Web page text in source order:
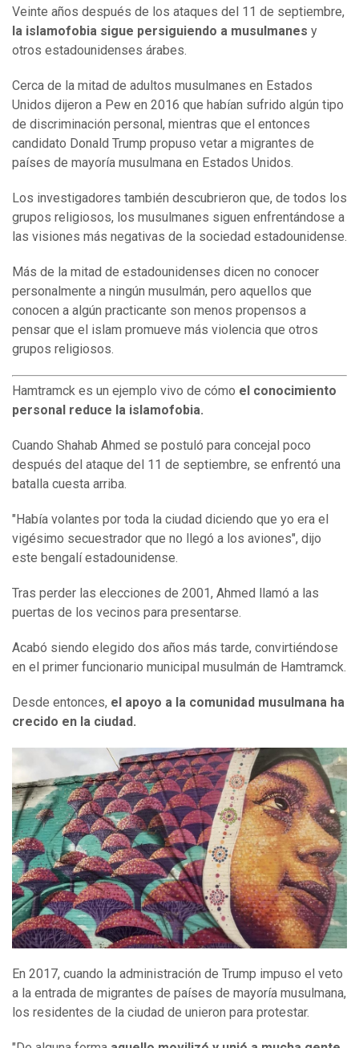
Veinte años después de los ataques del 11 de septiembre,
la islamofobia sigue persiguiendo a musulmanes y
otros estadounidenses árabes.
Cerca de la mitad de adultos musulmanes en Estados
Unidos dijeron a Pew en 2016 que habían sufrido algún tipo
de discriminación personal, mientras que el entonces
candidato Donald Trump propuso vetar a migrantes de
países de mayoría musulmana en Estados Unidos.
Los investigadores también descubrieron que, de todos los
grupos religiosos, los musulmanes siguen enfrentándose a
las visiones más negativas de la sociedad estadounidense.
Más de la mitad de estadounidenses dicen no conocer
personalmente a ningún musulmán, pero aquellos que
conocen a algún practicante son menos propensos a
pensar que el islam promueve más violencia que otros
grupos religiosos.
Hamtramck es un ejemplo vivo de cómo el conocimiento
personal reduce la islamofobia.
Cuando Shahab Ahmed se postuló para concejal poco
después del ataque del 11 de septiembre, se enfrentó una
batalla cuesta arriba.
"Había volantes por toda la ciudad diciendo que yo era el
vigésimo secuestrador que no llegó a los aviones", dijo
este bengalí estadounidense.
Tras perder las elecciones de 2001, Ahmed llamó a las
puertas de los vecinos para presentarse.
Acabó siendo elegido dos años más tarde, convirtiéndose
en el primer funcionario municipal musulmán de Hamtramck.
Desde entonces, el apoyo a la comunidad musulmana ha
crecido en la ciudad.
En 2017, cuando la administración de Trump impuso el veto
a la entrada de migrantes de países de mayoría musulmana,
los residentes de la ciudad de unieron para protestar.